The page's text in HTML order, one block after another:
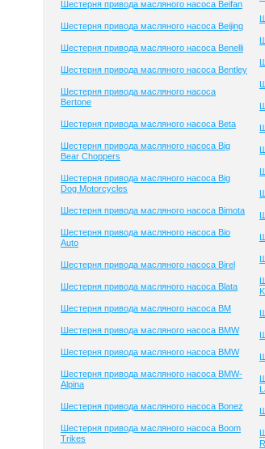
Шестерня привода масляного насоса Beifan
Шестерня привода масляного насоса Beijing
Шестерня привода масляного насоса Benelli
Шестерня привода масляного насоса Bentley
Шестерня привода масляного насоса
Bertone
Шестерня привода масляного насоса Beta
Шестерня привода масляного насоса Big
Bear Choppers
Шестерня привода масляного насоса Big
Dog Motorcycles
Шестерня привода масляного насоса Bimota
Шестерня привода масляного насоса Bio
Auto
Шестерня привода масляного насоса Birel
Шестерня привода масляного насоса Blata
Шестерня привода масляного насоса BM
Шестерня привода масляного насоса BMW
Шестерня привода масляного насоса BMW
Шестерня привода масляного насоса BMW-
Alpina
Шестерня привода масляного насоса Bonez
Шестерня привода масляного насоса Boom
Trikes